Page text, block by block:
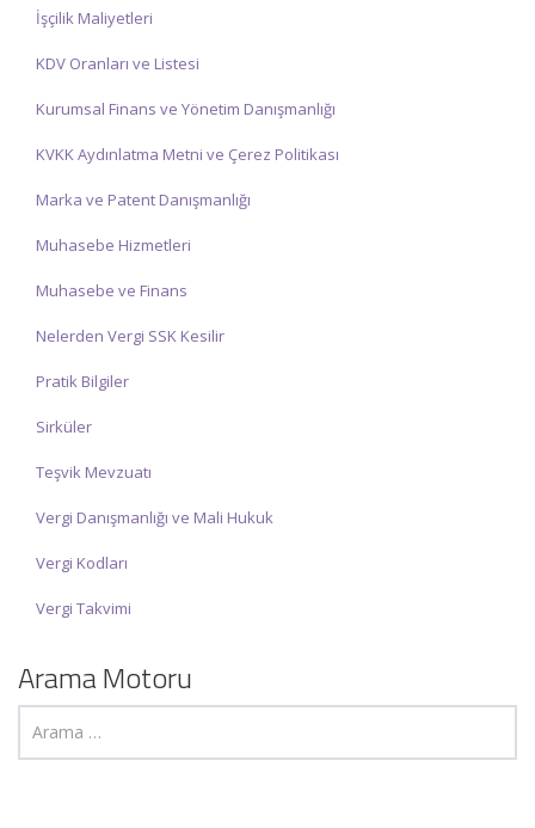
İşçilik Maliyetleri
KDV Oranları ve Listesi
Kurumsal Finans ve Yönetim Danışmanlığı
KVKK Aydınlatma Metni ve Çerez Politikası
Marka ve Patent Danışmanlığı
Muhasebe Hizmetleri
Muhasebe ve Finans
Nelerden Vergi SSK Kesilir
Pratik Bilgiler
Sirküler
Teşvik Mevzuatı
Vergi Danışmanlığı ve Mali Hukuk
Vergi Kodları
Vergi Takvimi
Arama Motoru